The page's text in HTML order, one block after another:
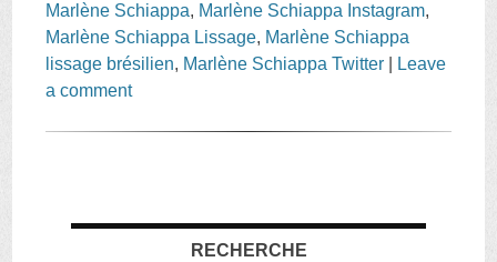
Marlène Schiappa, Marlène Schiappa Instagram,
Marlène Schiappa Lissage, Marlène Schiappa
lissage brésilien, Marlène Schiappa Twitter
Leave
a comment
RECHERCHE